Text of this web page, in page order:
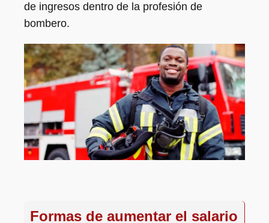
de ingresos dentro de la profesión de
bombero.
Formas de aumentar el salario